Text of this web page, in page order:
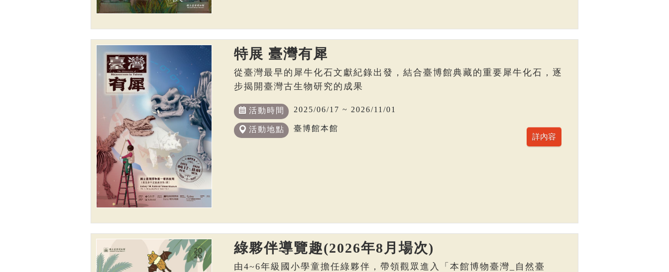
特展 臺灣有犀
從臺灣最早的犀牛化石文獻紀錄出發，結合臺博館典藏的重要犀牛化石，逐
步揭開臺灣古生物研究的成果
活動時間 2025/06/17 ~ 2026/11/01
活動地點 臺博館本館
綠夥伴導覽趣(2026年8月場次)
由4~6年級國小學童擔任綠夥伴，帶領觀眾進入「本館博物臺灣_自然臺